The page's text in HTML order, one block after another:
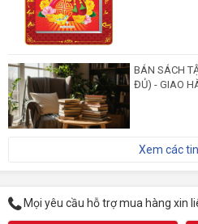
BÁN SÁCH
ĐỦ) - GIAO
Xem các
Mọi yêu cầu hỗ trợ mua hàng xin